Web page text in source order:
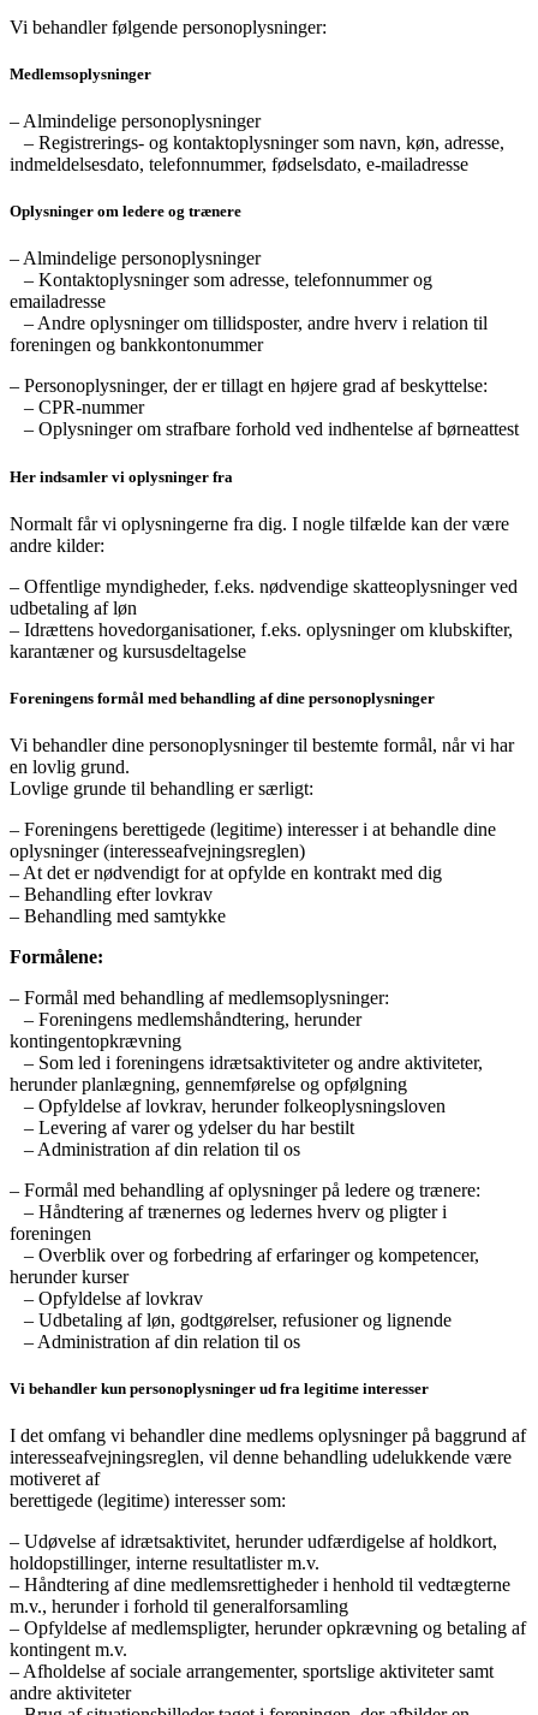
Vi behandler følgende personoplysninger:
Medlemsoplysninger
– Almindelige personoplysninger
– Registrerings- og kontaktoplysninger som navn, køn, adresse,
indmeldelsesdato, telefonnummer, fødselsdato, e-mailadresse
Oplysninger om ledere og trænere
– Almindelige personoplysninger
– Kontaktoplysninger som adresse, telefonnummer og
emailadresse
– Andre oplysninger om tillidsposter, andre hverv i relation til
foreningen og bankkontonummer
– Personoplysninger, der er tillagt en højere grad af beskyttelse:
– CPR-nummer
– Oplysninger om strafbare forhold ved indhentelse af børneattest
Her indsamler vi oplysninger fra
Normalt får vi oplysningerne fra dig. I nogle tilfælde kan der være
andre kilder:
– Offentlige myndigheder, f.eks. nødvendige skatteoplysninger ved
udbetaling af løn
– Idrættens hovedorganisationer, f.eks. oplysninger om klubskifter,
karantæner og kursusdeltagelse
Foreningens formål med behandling af dine personoplysninger
Vi behandler dine personoplysninger til bestemte formål, når vi har
en lovlig grund.
Lovlige grunde til behandling er særligt:
– Foreningens berettigede (legitime) interesser i at behandle dine
oplysninger (interesseafvejningsreglen)
– At det er nødvendigt for at opfylde en kontrakt med dig
– Behandling efter lovkrav
– Behandling med samtykke
Formålene:
– Formål med behandling af medlemsoplysninger:
– Foreningens medlemshåndtering, herunder
kontingentopkrævning
– Som led i foreningens idrætsaktiviteter og andre aktiviteter,
herunder planlægning, gennemførelse og opfølgning
– Opfyldelse af lovkrav, herunder folkeoplysningsloven
– Levering af varer og ydelser du har bestilt
– Administration af din relation til os
– Formål med behandling af oplysninger på ledere og trænere:
– Håndtering af trænernes og ledernes hverv og pligter i
foreningen
– Overblik over og forbedring af erfaringer og kompetencer,
herunder kurser
– Opfyldelse af lovkrav
– Udbetaling af løn, godtgørelser, refusioner og lignende
– Administration af din relation til os
Vi behandler kun personoplysninger ud fra legitime interesser
I det omfang vi behandler dine medlems oplysninger på baggrund af
interesseafvejningsreglen, vil denne behandling udelukkende være
motiveret af
berettigede (legitime) interesser som:
– Udøvelse af idrætsaktivitet, herunder udfærdigelse af holdkort,
holdopstillinger, interne resultatlister m.v.
– Håndtering af dine medlemsrettigheder i henhold til vedtægterne
m.v., herunder i forhold til generalforsamling
– Opfyldelse af medlemspligter, herunder opkrævning og betaling af
kontingent m.v.
– Afholdelse af sociale arrangementer, sportslige aktiviteter samt
andre aktiviteter